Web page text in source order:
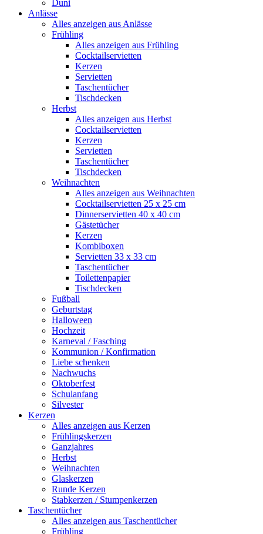
Duni
Anlässe
Alles anzeigen aus Anlässe
Frühling
Alles anzeigen aus Frühling
Cocktailservietten
Kerzen
Servietten
Taschentücher
Tischdecken
Herbst
Alles anzeigen aus Herbst
Cocktailservietten
Kerzen
Servietten
Taschentücher
Tischdecken
Weihnachten
Alles anzeigen aus Weihnachten
Cocktailservietten 25 x 25 cm
Dinnerservietten 40 x 40 cm
Gästetücher
Kerzen
Kombiboxen
Servietten 33 x 33 cm
Taschentücher
Toilettenpapier
Tischdecken
Fußball
Geburtstag
Halloween
Hochzeit
Karneval / Fasching
Kommunion / Konfirmation
Liebe schenken
Nachwuchs
Oktoberfest
Schulanfang
Silvester
Kerzen
Alles anzeigen aus Kerzen
Frühlingskerzen
Ganzjahres
Herbst
Weihnachten
Glaskerzen
Runde Kerzen
Stabkerzen / Stumpenkerzen
Taschentücher
Alles anzeigen aus Taschentücher
Frühling